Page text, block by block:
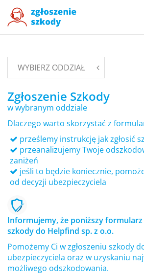
WYBIERZ ODDZIAŁ
Zgłoszenie Szkody
w wybranym oddziale
Dlaczego warto skorzystać z
prześlemy instrukcję jak zgłosić
przeanalizujemy Twoje
zaniżeń
jeśli to będzie koniecznie,
od decyzji ubezpieczyciela
Informujemy, że poniższy formularz
szkody do Helpfind sp. z o.o.
Pomożemy Ci w zgłoszeniu szkody
ubezpieczyciela oraz w uzyskaniu
możliwego odszkodowania.